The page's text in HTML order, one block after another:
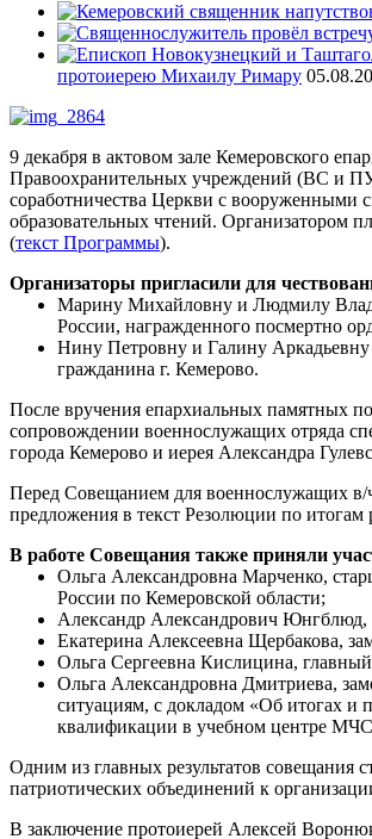
протоиерею Михаилу Римару
9 декабря в актовом зале Кемеровского
Правоохранительных учреждений (ВС и ПУ)
соработничества Церкви с вооруженными
образовательных чтений. Организатором
(текст Программы).
Организаторы пригласили для
Марину Михайловну и Людмилу
России, награжденного посмертно
Нину Петровну и Галину Аркадьевну
гражданина г. Кемерово.
После вручения епархиальных памятных
сопровождении военнослужащих отряда
города Кемерово и иерея Александра
Перед Совещанием для военнослужащих в/
предложения в текст Резолюции по
В работе Совещания также приняли
Ольга Александровна Марченко,
России по Кемеровской области;
Александр Александрович Юнгблюд,
Екатерина Алексеевна Щербакова,
Ольга Сергеевна Кислицина,
Ольга Александровна Дмитриева,
ситуациям, с докладом «Об итогах и
квалификации в учебном центре МЧС
Одним из главных результатов совещания
патриотических объединений к
В заключение протоиерей Алексей